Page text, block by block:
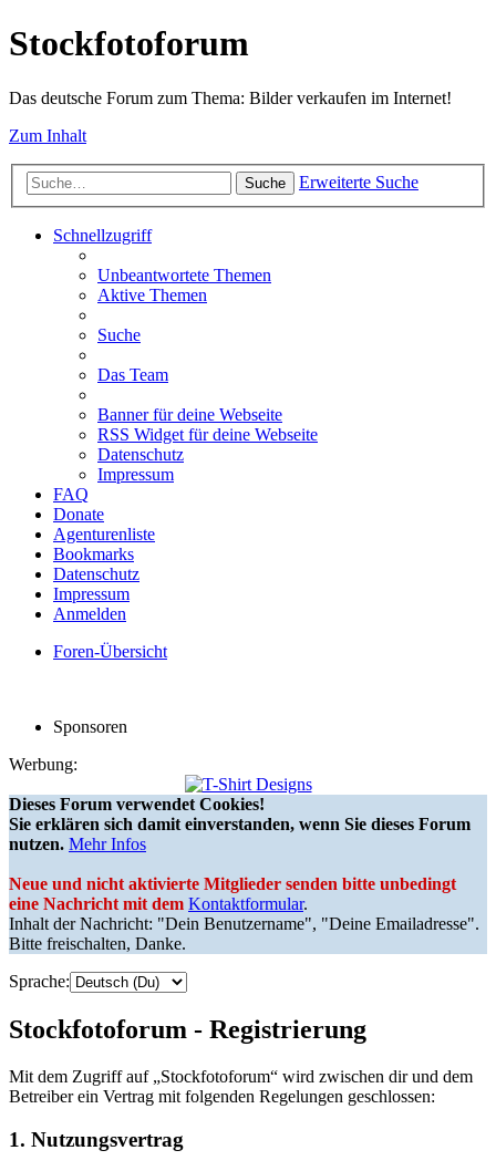
Stockfotoforum
Das deutsche Forum zum Thema: Bilder verkaufen im Internet!
Zum Inhalt
Suche Erweiterte Suche
Schnellzugriff
Unbeantwortete Themen
Aktive Themen
Suche
Das Team
Banner für deine Webseite
RSS Widget für deine Webseite
Datenschutz
Impressum
FAQ
Donate
Agenturenliste
Bookmarks
Datenschutz
Impressum
Anmelden
Foren-Übersicht
Sponsoren
Werbung:
Dieses Forum verwendet Cookies!
Sie erklären sich damit einverstanden, wenn Sie dieses Forum
nutzen. Mehr Infos
Neue und nicht aktivierte Mitglieder senden bitte unbedingt
eine Nachricht mit dem Kontaktformular.
Inhalt der Nachricht: "Dein Benutzername", "Deine Emailadresse".
Bitte freischalten, Danke.
Sprache:
Stockfotoforum - Registrierung
Mit dem Zugriff auf „Stockfotoforum“ wird zwischen dir und dem
Betreiber ein Vertrag mit folgenden Regelungen geschlossen:
1. Nutzungsvertrag